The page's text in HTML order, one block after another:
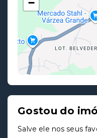
−
Gostou do
Salve ele nos seus